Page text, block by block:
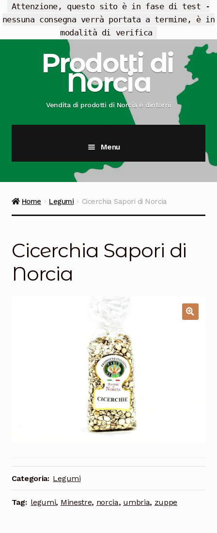
Attenzione, questo sito è in fase di test -
nessuna consegna verrà portata a termine, è in
modalità di verifica
navigazione
contenutoProdotti di
Norcia
Vendita di prodotti di Norcia e dintorni
Menu
Salumi
Home Legumi Cicerchia Sapori di Norcia
Cicerchia Sapori di
Norcia
Categoria: Legumi
Tag: legumi, Minestre, norcia, umbria, zuppe